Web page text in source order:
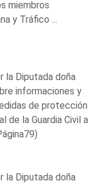
miembros
y Tráfico ...
la Diputada doña
informaciones y
de protección
de la Guardia Civil a
la Diputada doña